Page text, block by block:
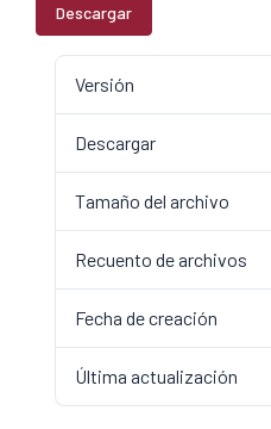
Descargar
Versión
Descargar
Tamaño del archivo
Recuento de archivos
Fecha de creación
Última actualización